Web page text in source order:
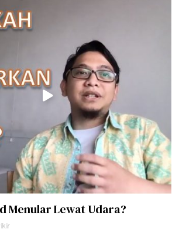
Menular Lewat Udara?